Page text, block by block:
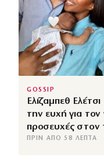
GOSSIP
Ελίζαμπεθ
την ευχή για τον
προσευχές στον
ΠΡΙΝ ΑΠΌ 58 ΛΕΠΤΆ